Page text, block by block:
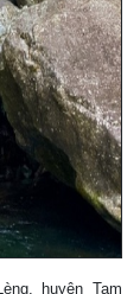
huyện Tam